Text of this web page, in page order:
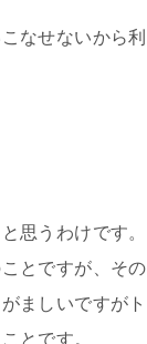
なせないから利
思うわけです。
とですが、その
ましいですがト
とです。